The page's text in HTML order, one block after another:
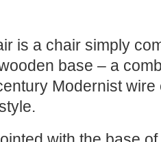
is a chair simply
base – a
Modernist wire